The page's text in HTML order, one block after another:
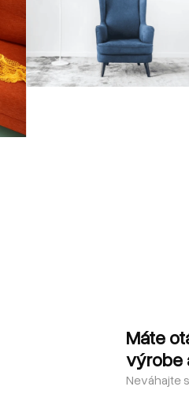
Máte
výrobe
Neváhajte